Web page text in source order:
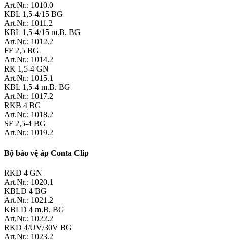
Art.Nr.: 1010.0
KBL 1,5-4/15 BG
Art.Nr.: 1011.2
KBL 1,5-4/15 m.B. BG
Art.Nr.: 1012.2
FF 2,5 BG
Art.Nr.: 1014.2
RK 1,5-4 GN
Art.Nr.: 1015.1
KBL 1,5-4 m.B. BG
Art.Nr.: 1017.2
RKB 4 BG
Art.Nr.: 1018.2
SF 2,5-4 BG
Art.Nr.: 1019.2
Bộ bảo vệ áp Conta Clip
RKD 4 GN
Art.Nr.: 1020.1
KBLD 4 BG
Art.Nr.: 1021.2
KBLD 4 m.B. BG
Art.Nr.: 1022.2
RKD 4/UV/30V BG
Art.Nr.: 1023.2